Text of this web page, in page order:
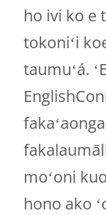
ho ivi ko e
tokoniʻi
taumuʻá.
moʻoni
hono ako